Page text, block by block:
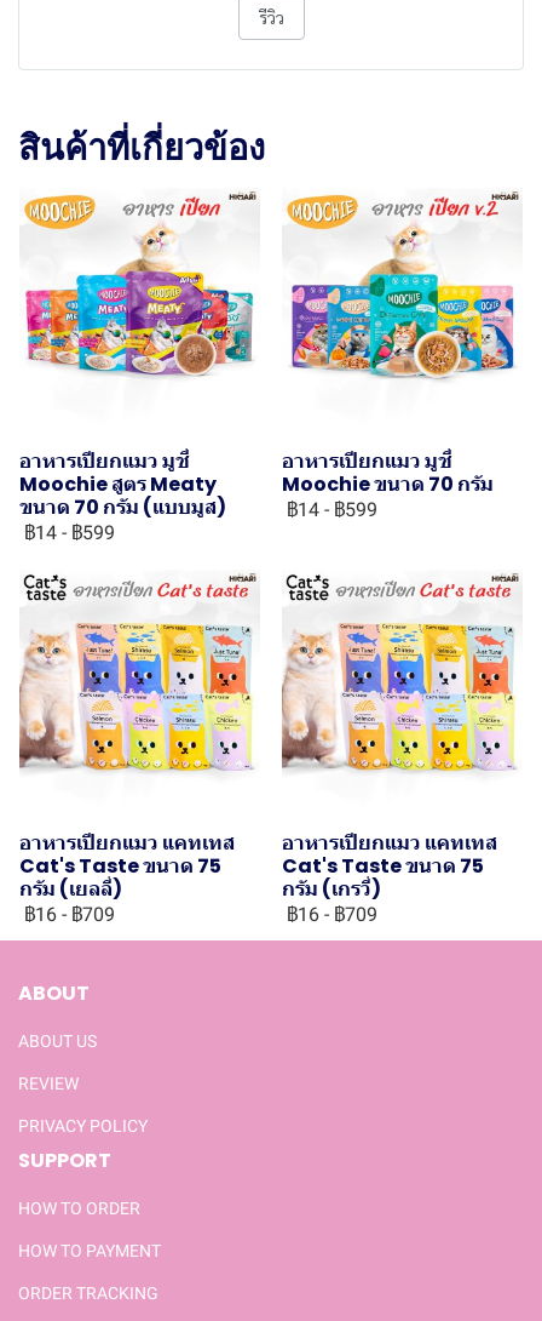
รีวิว
สินค้าที่เกี่ยวข้อง
อาหารเปียกแมว มูชี่
Moochie สูตร Meaty
ขนาด 70 กรัม (แบบมูส)
฿14 - ฿599
อาหารเปียกแมว มูชี่
Moochie ขนาด 70 กรัม
฿14 - ฿599
อาหารเปียกแมว แคทเทส
Cat's Taste ขนาด 75
กรัม (เยลลี่)
฿16 - ฿709
อาหารเปียกแมว แคทเทส
Cat's Taste ขนาด 75
กรัม (เกรวี่)
฿16 - ฿709
ABOUT
ABOUT US
REVIEW
PRIVACY POLICY
SUPPORT
HOW TO ORDER
HOW TO PAYMENT
ORDER TRACKING